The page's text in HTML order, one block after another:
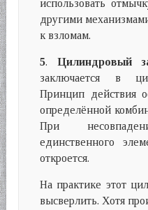
использовать
другими
к взломам.
5. Цилиндровый
заключается в
Принцип действия
определённой
При
единственного
откроется.
На практике этот
высверлить. Хотя